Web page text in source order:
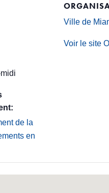
de la
en
Ville de
Voir le site